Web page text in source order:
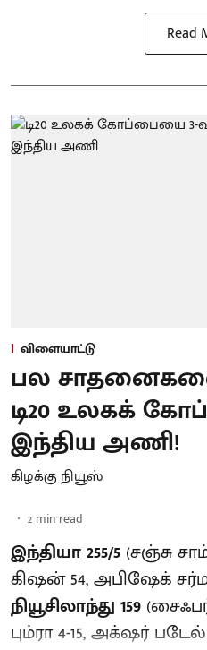
Read
விளையாட்டு
பல சாதனைகளை
டி20 உலகக்
இந்திய அணி!
கிழக்கு நியூஸ்
2 min read
இந்தியா 255/5 (சஞ்சு
கிஷன் 54, அபிஷேக்
நியூசிலாந்து 159
பும்ரா 4-15, அக்‌ஷர் படேல்